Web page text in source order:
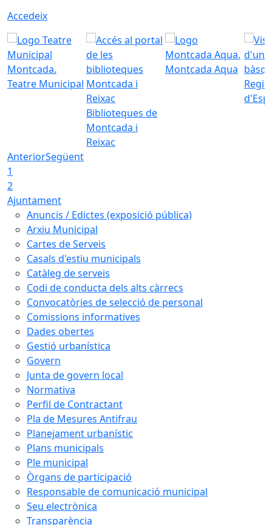
Accedeix
Teatre Municipal
Biblioteques de
Montcada i
Reixac
Montcada Aqua
AnteriorSegüent
1
2
Ajuntament
Anuncis / Edictes (exposició pública)
Arxiu Municipal
Cartes de Serveis
Casals d'estiu municipals
Catàleg de serveis
Codi de conducta dels alts càrrecs
Convocatòries de selecció de personal
Comissions informatives
Dades obertes
Gestió urbanística
Govern
Junta de govern local
Normativa
Perfil de Contractant
Pla de Mesures Antifrau
Planejament urbanístic
Plans municipals
Ple municipal
Òrgans de participació
Responsable de comunicació municipal
Seu electrònica
Transparència